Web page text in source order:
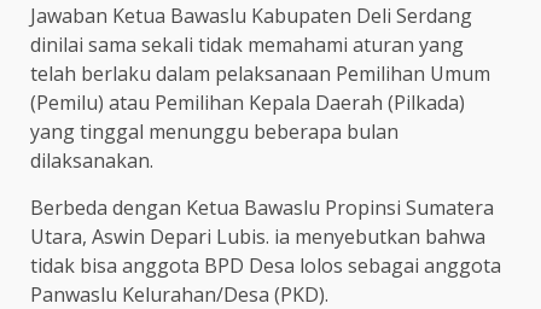
Jawaban Ketua Bawaslu Kabupaten Deli Serdang
dinilai sama sekali tidak memahami aturan yang
telah berlaku dalam pelaksanaan Pemilihan Umum
(Pemilu) atau Pemilihan Kepala Daerah (Pilkada)
yang tinggal menunggu beberapa bulan
dilaksanakan.
Berbeda dengan Ketua Bawaslu Propinsi Sumatera
Utara, Aswin Depari Lubis. ia menyebutkan bahwa
tidak bisa anggota BPD Desa lolos sebagai anggota
Panwaslu Kelurahan/Desa (PKD).